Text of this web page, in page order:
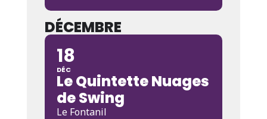
DÉCEMBRE
18
DÉC
Le Quintette Nuages
de Swing
Le Fontanil